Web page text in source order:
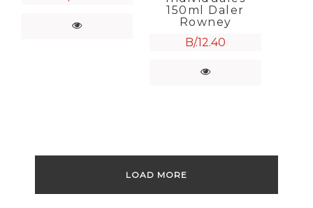
150ml Daler
Rowney
B/.12.40
LOAD MORE